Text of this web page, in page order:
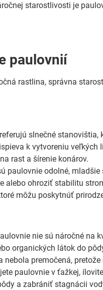
starostlivosti je
paulovnií
rastlina, správna
slnečné
k vytvoreniu
rast a šírenie konárov.
paulovnie odolné,
alebo ohroziť stabilitu
môžu poskytnúť
nie sú náročné na
organických látok do
nebola premočená,
paulovnie v ťažkej,
a zabrániť stagnácii